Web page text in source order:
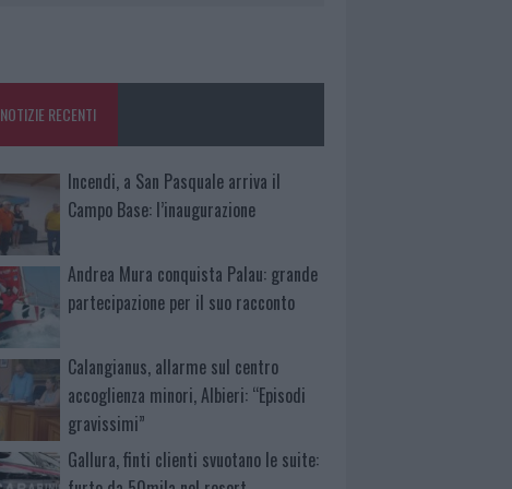
NOTIZIE RECENTI
Incendi, a San Pasquale arriva il
Campo Base: l’inaugurazione
Andrea Mura conquista Palau: grande
partecipazione per il suo racconto
Calangianus, allarme sul centro
accoglienza minori, Albieri: “Episodi
gravissimi”
Gallura, finti clienti svuotano le suite: